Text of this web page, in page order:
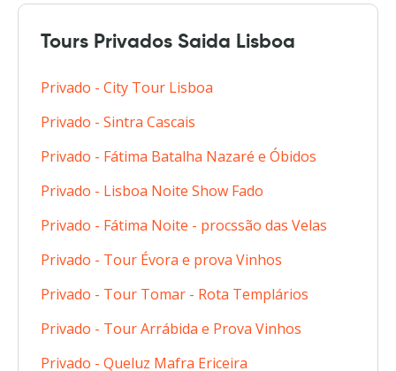
Tours Privados Saida Lisboa
Privado - City Tour Lisboa
Privado - Sintra Cascais
Privado - Fátima Batalha Nazaré e Óbidos
Privado - Lisboa Noite Show Fado
Privado - Fátima Noite - procssão das Velas
Privado - Tour Évora e prova Vinhos
Privado - Tour Tomar - Rota Templários
Privado - Tour Arrábida e Prova Vinhos
Privado - Queluz Mafra Ericeira